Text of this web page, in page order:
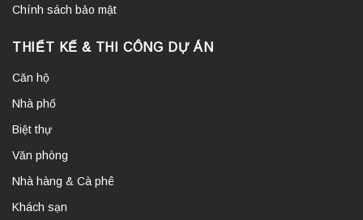
Chính sách bảo mật
THIẾT KẾ & THI CÔNG DỰ ÁN
Căn hộ
Nhà phố
Biệt thự
Văn phòng
Nhà hàng & Cà phê
Khách sạn